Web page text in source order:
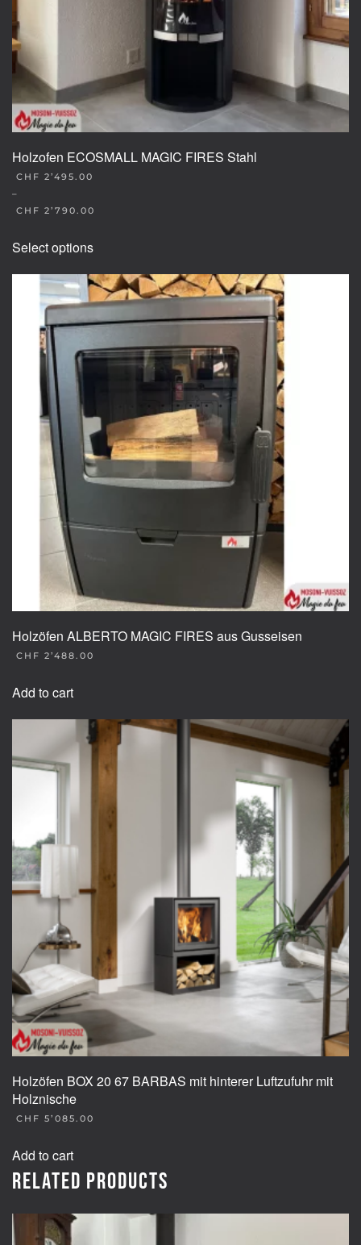
Holzofen ECOSMALL MAGIC FIRES Stahl
CHF 2’495.00
–
CHF 2’790.00
Select optionsproduct
has
multiple
variants.
options
chosen
on
the
product
Holzöfen ALBERTO MAGIC FIRES aus Gusseisen
CHF 2’488.00
Add to cart
Holzöfen BOX 20 67 BARBAS mit hinterer Luftzufuhr mit
Holznische
CHF 5’085.00
Add to cart
Related products